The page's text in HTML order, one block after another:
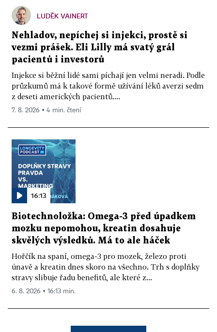
LUDĚK VAINERT
Nehladov, nepíchej si injekci, prostě si
vezmi prášek. Eli Lilly má svatý grál
pacientů i investorů
Injekce si běžní lidé sami píchají jen velmi neradi. Podle
průzkumů má k takové formě užívání léků averzi sedm
z deseti amerických pacientů....
7. 8. 2026 ▪ 4 min. čtení
16:13
Biotechnoložka: Omega-3 před úpadkem
mozku nepomohou, kreatin dosahuje
skvělých výsledků. Má to ale háček
Hořčík na spaní, omega-3 pro mozek, železo proti
únavě a kreatin dnes skoro na všechno. Trh s doplňky
stravy slibuje řadu benefitů, ale které z...
6. 8. 2026 ▪ 16:13 min.